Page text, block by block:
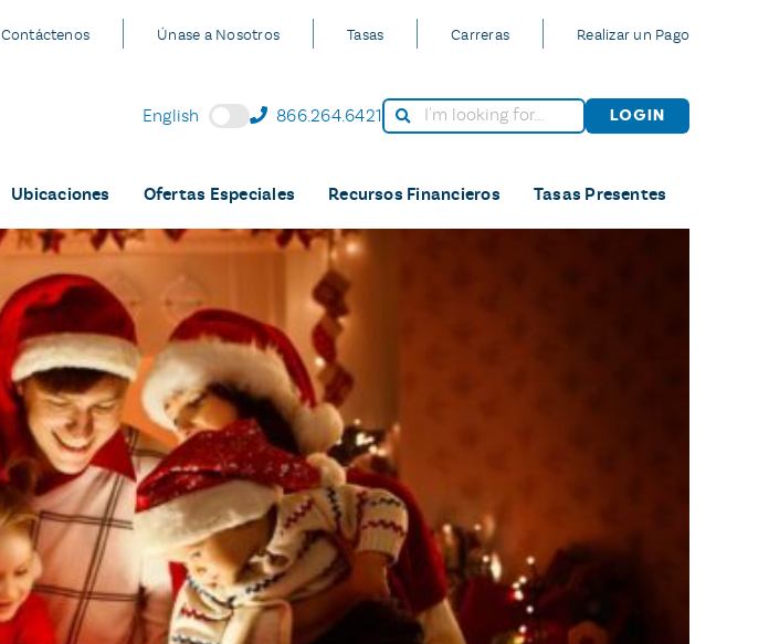
Contáctenos Únase a Nosotros Tasas Carreras Realizar un Pago
English 866.264.6421 Login
Ubicaciones Ofertas Especiales Recursos Financieros Tasas Presentes